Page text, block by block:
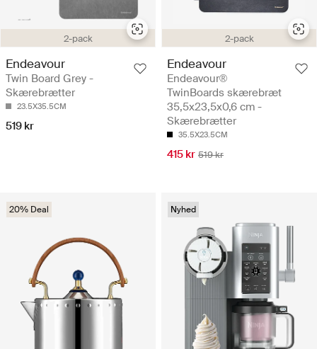
2-pack
Endeavour
Twin Board Grey -
Skærebrætter
23.5X35.5CM
519 kr
2-pack
Endeavour
Endeavour®
TwinBoards skærebræt
35,5x23,5x0,6 cm -
Skærebrætter
35.5X23.5CM
415 kr 519 kr
20% Deal Nyhed